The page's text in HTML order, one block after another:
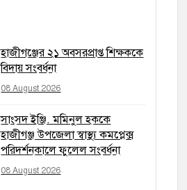
হাজীগঞ্জের ২১ অবসরপ্রাপ্ত শিক্ষককে
বিদায় সংবর্ধনা
08 August 2026
সাংসদ ইঞ্জি. মমিনুল হককে
হাজীগঞ্জ উপজেলা স্বাস্থ্য কমপ্লেক্স
পরিদর্শনকালে ফুলেল সংবর্ধনা
08 August 2026